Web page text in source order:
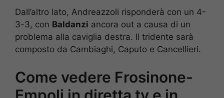
Dall’altro lato, Andreazzoli risponderà con un 4-
3-3, con Baldanzi ancora out a causa di un
problema alla caviglia destra. Il tridente sarà
composto da Cambiaghi, Caputo e Cancellieri.
Come vedere Frosinone-